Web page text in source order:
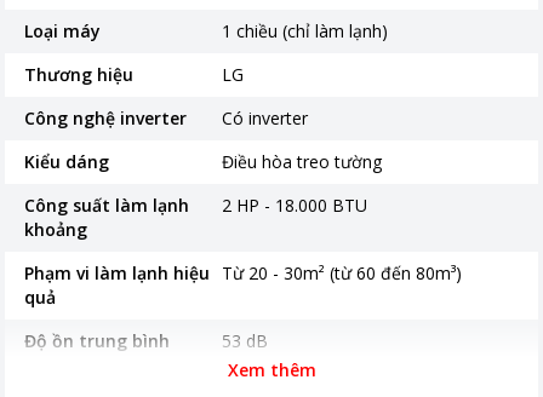
Loại máy
1 chiều (chỉ làm lạnh)
Thương hiệu
LG
Công nghệ inverter
Có inverter
Kiểu dáng
Điều hòa treo tường
Công suất làm lạnh
khoảng
2 HP - 18.000 BTU
Phạm vi làm lạnh hiệu
quả
Từ 20 - 30m² (từ 60 đến 80m³)
Độ ồn trung bình
53 dB
2024
Xem thêm